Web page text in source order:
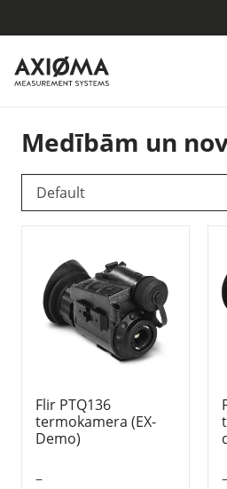
Medībām un
Flir PTQ136
termokamera (EX-
Demo)
–